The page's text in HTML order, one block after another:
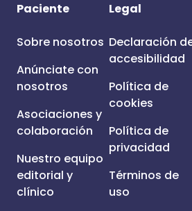
Paciente
Sobre nosotros
Anúnciate con
nosotros
Asociaciones y
colaboración
Nuestro equipo
editorial y
clínico
Legal
Declaración
accesibilidad
Política de
cookies
Política de
privacidad
Términos de
uso